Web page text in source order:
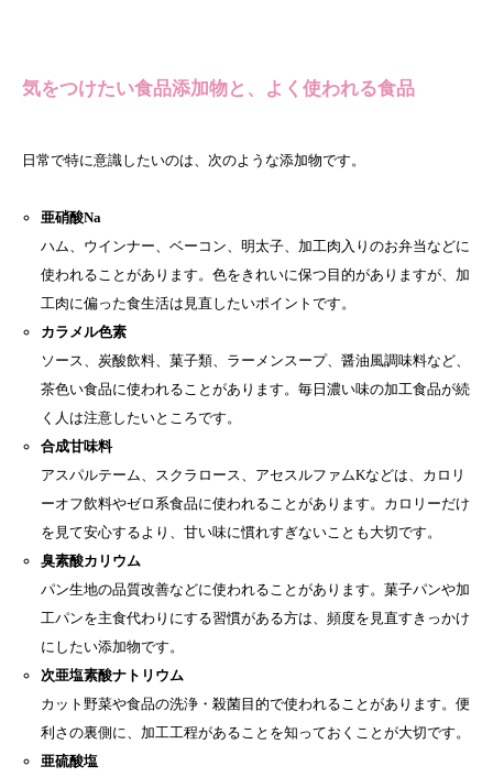
気をつけたい食品添加物と、よく使われる食品
日常で特に意識したいのは、次のような添加物です。
亜硝酸Na
ハム、ウインナー、ベーコン、明太子、加工肉入りのお弁当などに
使われることがあります。色をきれいに保つ目的がありますが、加
工肉に偏った食生活は見直したいポイントです。
カラメル色素
ソース、炭酸飲料、菓子類、ラーメンスープ、醤油風調味料など、
茶色い食品に使われることがあります。毎日濃い味の加工食品が続
く人は注意したいところです。
合成甘味料
アスパルテーム、スクラロース、アセスルファムKなどは、カロリ
ーオフ飲料やゼロ系食品に使われることがあります。カロリーだけ
を見て安心するより、甘い味に慣れすぎないことも大切です。
臭素酸カリウム
パン生地の品質改善などに使われることがあります。菓子パンや加
工パンを主食代わりにする習慣がある方は、頻度を見直すきっかけ
にしたい添加物です。
次亜塩素酸ナトリウム
カット野菜や食品の洗浄・殺菌目的で使われることがあります。便
利さの裏側に、加工工程があることを知っておくことが大切です。
亜硫酸塩